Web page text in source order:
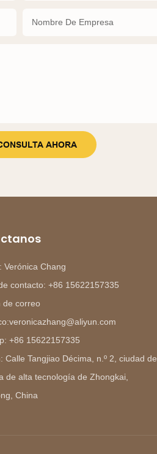
Nombre De Empresa
AHORA
Verónica Chang
contacto: +86 15622157335
de correo
+86 15622157335
Calle Tangjiao Décima, n.º 2, ciudad de
de alta tecnología de Zhongkai,
China